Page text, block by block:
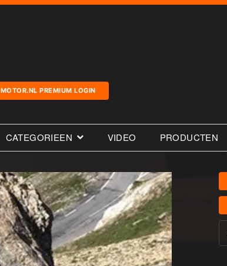
MOTOR.NL PREMIUM LOGIN
CATEGORIEEN VIDEO PRODUCTEN